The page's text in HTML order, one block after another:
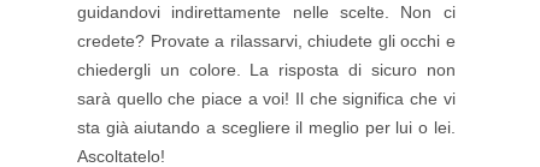
guidandovi indirettamente nelle scelte. Non ci
credete? Provate a rilassarvi, chiudete gli occhi e
chiedergli un colore. La risposta di sicuro non
sarà quello che piace a voi! Il che significa che vi
sta già aiutando a scegliere il meglio per lui o lei.
Ascoltatelo!